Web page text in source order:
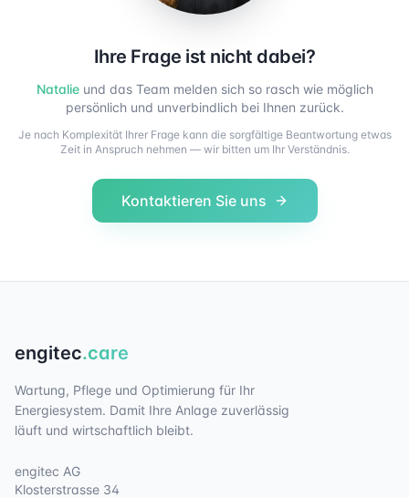
Ihre Frage ist nicht dabei?
Natalieund das Team melden sich so rasch wie möglich
persönlich und unverbindlich bei Ihnen zurück.
Je nach Komplexität Ihrer Frage kann die sorgfältige Beantwortung etwas
Zeit in Anspruch nehmen — wir bitten um Ihr Verständnis.
Kontaktieren Sie uns
engitec.care
Wartung, Pflege und Optimierung für Ihr
Energiesystem. Damit Ihre Anlage zuverlässig
läuft und wirtschaftlich bleibt.
engitec AG
Klosterstrasse 34